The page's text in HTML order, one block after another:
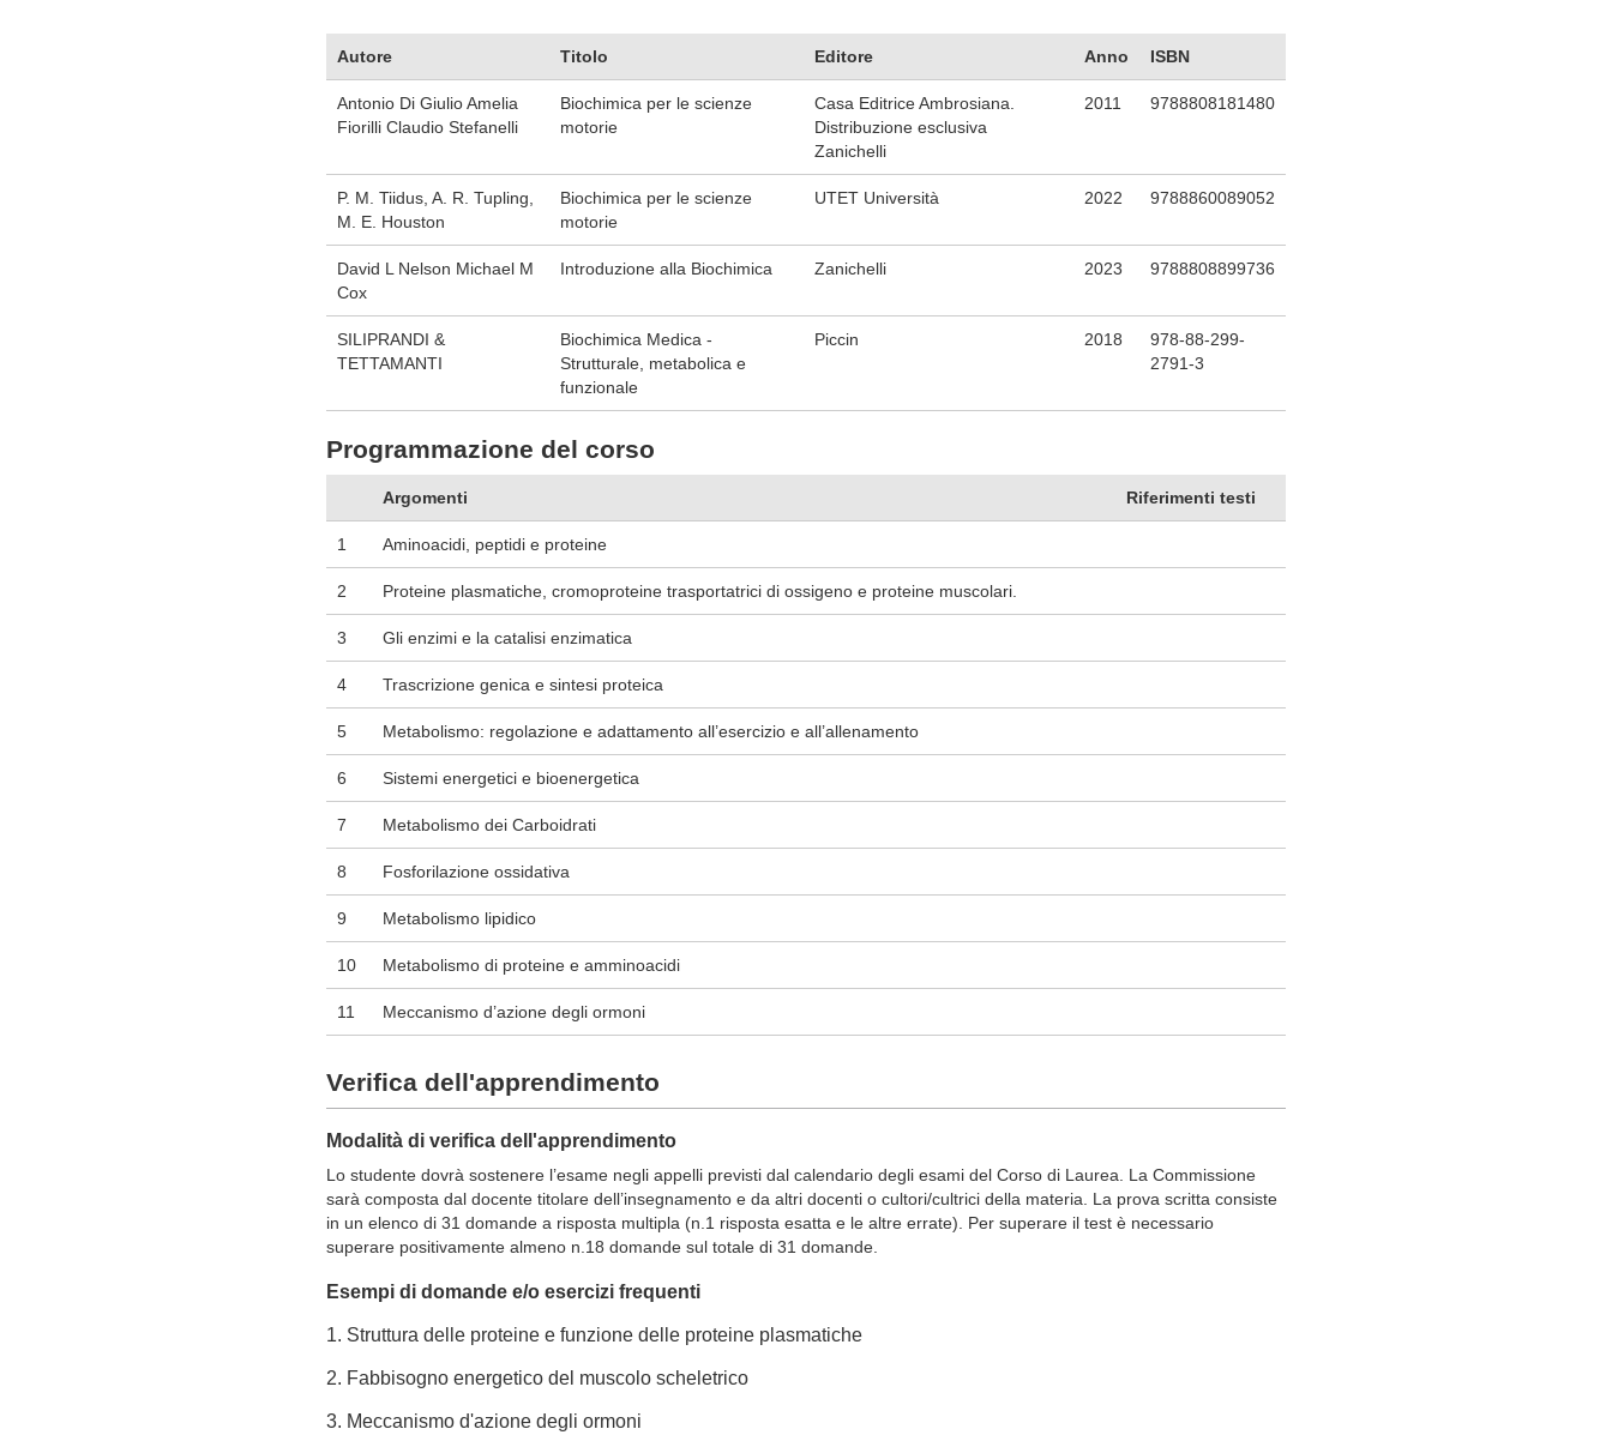
Autore Titolo Editore Anno ISBN
Antonio Di Giulio Amelia
Fiorilli Claudio Stefanelli
Biochimica per le scienze
motorie
Casa Editrice Ambrosiana.
Distribuzione esclusiva
Zanichelli
2011 9788808181480
P. M. Tiidus, A. R. Tupling,
M. E. Houston
Biochimica per le scienze
motorie
UTET Università 2022 9788860089052
David L Nelson Michael M
Cox
Introduzione alla Biochimica Zanichelli 2023 9788808899736
SILIPRANDI &
TETTAMANTI
Biochimica Medica -
Strutturale, metabolica e
funzionale
Piccin 2018
978-88-299-
2791-3
Programmazione del corso
Argomenti Riferimenti testi
1 Aminoacidi, peptidi e proteine
2 Proteine plasmatiche, cromoproteine trasportatrici di ossigeno e proteine muscolari.
3 Gli enzimi e la catalisi enzimatica
4 Trascrizione genica e sintesi proteica
5 Metabolismo: regolazione e adattamento all’esercizio e all’allenamento
6 Sistemi energetici e bioenergetica
7 Metabolismo dei Carboidrati
8 Fosforilazione ossidativa
9 Metabolismo lipidico
10 Metabolismo di proteine e amminoacidi
11 Meccanismo d’azione degli ormoni
Verifica dell'apprendimento
Modalità di verifica dell'apprendimento
Lo studente dovrà sostenere l’esame negli appelli previsti dal calendario degli esami del Corso di Laurea. La Commissione
sarà composta dal docente titolare dell’insegnamento e da altri docenti o cultori/cultrici della materia. La prova scritta consiste
in un elenco di 31 domande a risposta multipla (n.1 risposta esatta e le altre errate). Per superare il test è necessario
superare positivamente almeno n.18 domande sul totale di 31 domande.
Esempi di domande e/o esercizi frequenti
1. Struttura delle proteine e funzione delle proteine plasmatiche
2. Fabbisogno energetico del muscolo scheletrico
3. Meccanismo d'azione degli ormoni